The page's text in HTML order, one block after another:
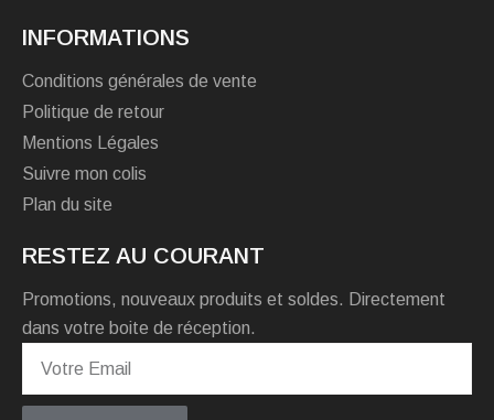
INFORMATIONS
Conditions générales de vente
Politique de retour
Mentions Légales
Suivre mon colis
Plan du site
RESTEZ AU COURANT
Promotions, nouveaux produits et soldes. Directement
dans votre boite de réception.